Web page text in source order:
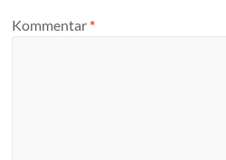
Kommentar *